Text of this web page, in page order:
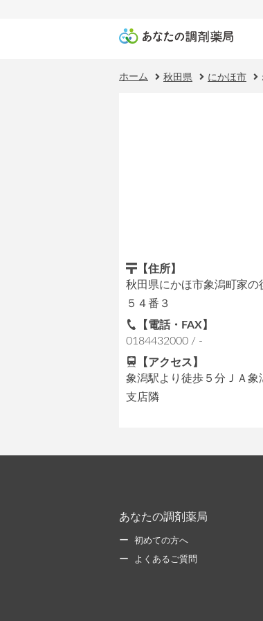
ホーム 秋田県 にかほ市
【住所】
秋田県にかほ市象潟町家の
５４番３
【電話・FAX】
0184432000 / -
【アクセス】
象潟駅より徒歩５分ＪＡ象
支店隣
あなたの調剤薬局
初めての方へ
よくあるご質問